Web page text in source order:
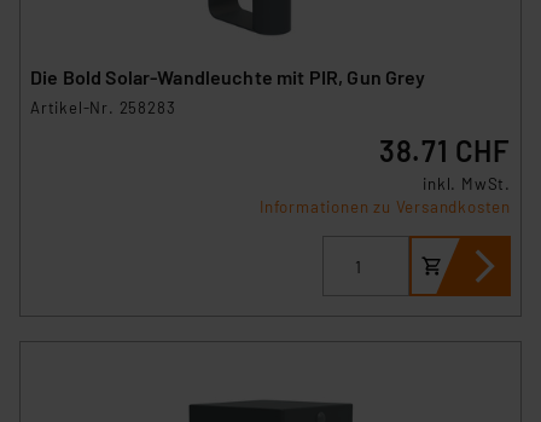
Die Bold Solar-Wandleuchte mit PIR, Gun Grey
Artikel-Nr. 258283
38.71 CHF
inkl. MwSt.
Informationen zu Versandkosten